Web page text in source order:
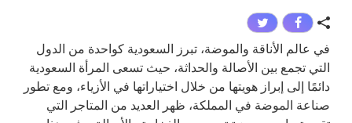
في عالم الأناقة والموضة، تبرز السعودية كواحدة من الدول
التي تجمع بين الأصالة والحداثة، حيث تسعى المرأة السعودية
دائمًا إلى إبراز هويتها من خلال اختياراتها في الأزياء، ومع تطور
صناعة الموضة في المملكة، ظهر العديد من المتاجر التي